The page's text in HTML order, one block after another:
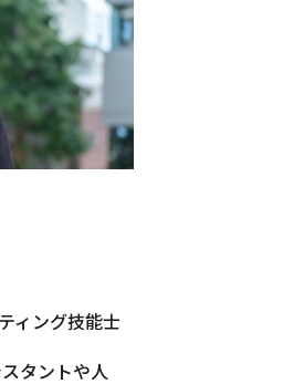
ィング技能士
タントや人